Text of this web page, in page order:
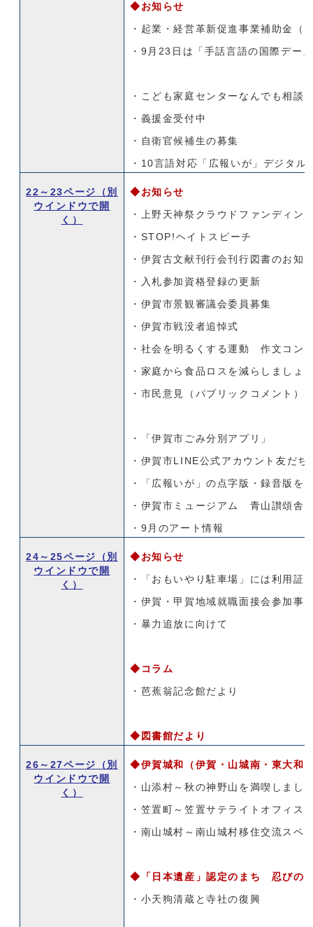
◆お知らせ
・起業・経営革新促進事業補助金（
・9月23日は「手話言語の国際デー」
・こども家庭センターなんでも相談
・義援金受付中
・自衛官候補生の募集
・10言語対応「広報いが」デジタル
22～23ページ
（別
ウインドウで開
く）
◆お知らせ
・上野天神祭クラウドファンディン
・STOP!ヘイトスピーチ
・伊賀古文献刊行会刊行図書のお知
・入札参加資格登録の更新
・伊賀市景観審議会委員募集
・伊賀市戦没者追悼式
・社会を明るくする運動 作文コン
・家庭から食品ロスを減らしましょ
・市民意見（パブリックコメント）
・「伊賀市ごみ分別アプリ」
・伊賀市LINE公式アカウント友だち
・「広報いが」の点字版・録音版を
・伊賀市ミュージアム 青山讃頌舎
・9月のアート情報
24～25ページ
（別
ウインドウで開
く）
◆お知らせ
・「おもいやり駐車場」には利用証
・伊賀・甲賀地域就職面接会参加事
・暴力追放に向けて
◆コラム
・芭蕉翁記念館だより
◆図書館だより
26～27ページ
（別
ウインドウで開
く）
◆伊賀城和（伊賀・山城南・東大和
・山添村～秋の神野山を満喫しまし
・笠置町～笠置サテライトオフィス
・南山城村～南山城村移住交流ス
◆ 「日本遺産」認定のまち 忍びの
・小天狗清蔵と寺社の復興